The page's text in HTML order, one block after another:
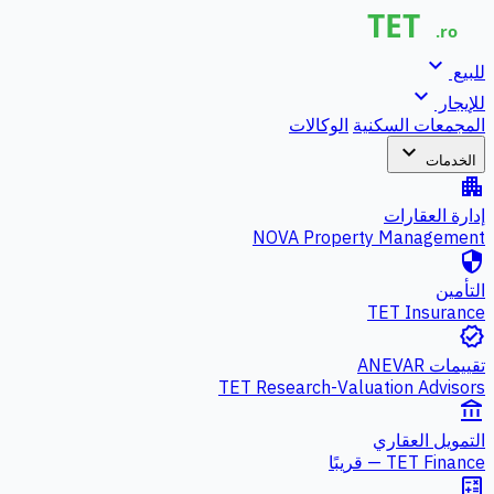
للبيع expand_more
للإيجار expand_more
المجمعات السكنية الوكالات
الخدمات expand_more
apartment
إدارة العقارات
NOVA Property Management
security
التأمين
TET Insurance
verified
تقييمات ANEVAR
TET Research-Valuation Advisors
account_balance
التمويل العقاري
TET Finance — قريبًا
calculate